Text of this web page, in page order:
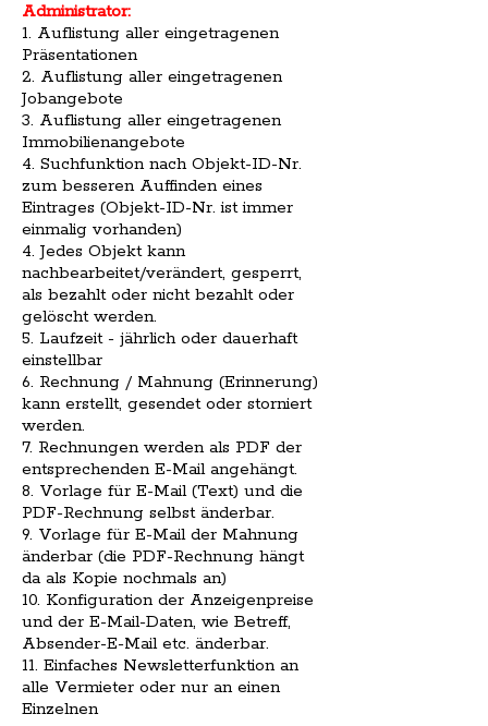
Administrator:
1. Auflistung aller eingetragenen
Präsentationen
2. Auflistung aller eingetragenen
Jobangebote
3. Auflistung aller eingetragenen
Immobilienangebote
4. Suchfunktion nach Objekt-ID-Nr.
zum besseren Auffinden eines
Eintrages (Objekt-ID-Nr. ist immer
einmalig vorhanden)
4. Jedes Objekt kann
nachbearbeitet/verändert, gesperrt,
als bezahlt oder nicht bezahlt oder
gelöscht werden.
5. Laufzeit - jährlich oder dauerhaft
einstellbar
6. Rechnung / Mahnung (Erinnerung)
kann erstellt, gesendet oder storniert
werden.
7. Rechnungen werden als PDF der
entsprechenden E-Mail angehängt.
8. Vorlage für E-Mail (Text) und die
PDF-Rechnung selbst änderbar.
9. Vorlage für E-Mail der Mahnung
änderbar (die PDF-Rechnung hängt
da als Kopie nochmals an)
10. Konfiguration der Anzeigenpreise
und der E-Mail-Daten, wie Betreff,
Absender-E-Mail etc. änderbar.
11. Einfaches Newsletterfunktion an
alle Vermieter oder nur an einen
Einzelnen